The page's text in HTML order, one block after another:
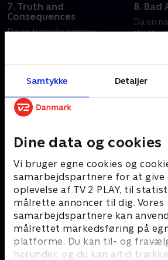
Samtykke Detaljer
Dine data og cookies
Vi bruger egne cookies og
samarbejdspartnere for at give
oplevelse af TV 2 PLAY, til
målrette annoncer til dig. Vores
samarbejdspartnere kan
målrettet markedsføring på
platforme. Du kan til- og
herunder, og du kan altid
7. Truth and
Consequences
Da en tragedie rammer
mordet har forbindelse til
nogen af dommerens
14. august 2025 • 39 min
8. Bad
Da en
skudt,
sit
Andre så også
Mordene i Marlow
Krimi & Spænding • 2 sæsoner